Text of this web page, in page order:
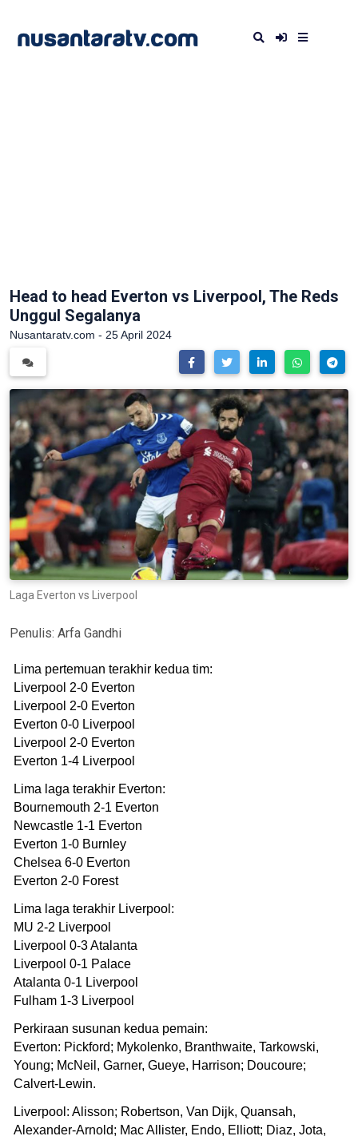
Head to head Everton vs Liverpool, The Reds
Unggul Segalanya
Nusantaratv.com - 25 April 2024
Laga Everton vs Liverpool
Penulis: Arfa Gandhi
Lima pertemuan terakhir kedua tim:
Liverpool 2-0 Everton
Liverpool 2-0 Everton
Everton 0-0 Liverpool
Liverpool 2-0 Everton
Everton 1-4 Liverpool
Lima laga terakhir Everton:
Bournemouth 2-1 Everton
Newcastle 1-1 Everton
Everton 1-0 Burnley
Chelsea 6-0 Everton
Everton 2-0 Forest
Lima laga terakhir Liverpool:
MU 2-2 Liverpool
Liverpool 0-3 Atalanta
Liverpool 0-1 Palace
Atalanta 0-1 Liverpool
Fulham 1-3 Liverpool
Perkiraan susunan kedua pemain:
Everton: Pickford; Mykolenko, Branthwaite, Tarkowski,
Young; McNeil, Garner, Gueye, Harrison; Doucoure;
Calvert-Lewin.
Liverpool: Alisson; Robertson, Van Dijk, Quansah,
Alexander-Arnold; Mac Allister, Endo, Elliott; Diaz, Jota,